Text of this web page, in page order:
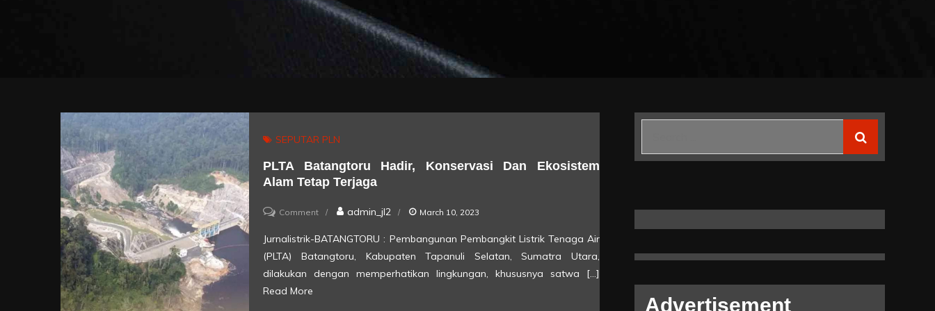
SEPUTAR PLN
PLTA Batangtoru Hadir, Konservasi Dan Ekosistem
Alam Tetap Terjaga
Commenton
Hadir,
admin_jl2 March 10, 2023
Jurnalistrik-BATANGTORU : Pembangunan Pembangkit Listrik Tenaga Air
(PLTA) Batangtoru, Kabupaten Tapanuli Selatan, Sumatra Utara,
dilakukan dengan memperhatikan lingkungan, khususnya satwa […]
Read More
Advertisement